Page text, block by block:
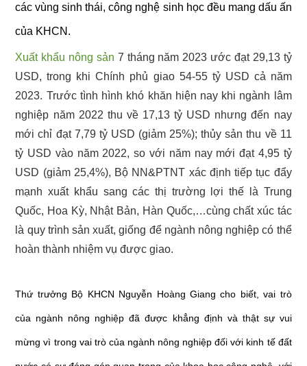
các vùng sinh thái, công nghệ sinh học đều mang dấu ấn
của KHCN.
Xuất khẩu nông sản 7 tháng năm 2023 ước đạt 29,13 tỷ
USD, trong khi Chính phủ giao 54-55 tỷ USD cả năm
2023. Trước tình hình khó khăn hiện nay khi ngành lâm
nghiệp năm 2022 thu về 17,13 tỷ USD nhưng đến nay
mới chỉ đạt 7,79 tỷ USD (giảm 25%); thủy sản thu về 11
tỷ USD vào năm 2022, so với năm nay mới đạt 4,95 tỷ
USD (giảm 25,4%), Bộ NN&PTNT xác định tiếp tục đẩy
mạnh xuất khẩu sang các thị trường lợi thế là Trung
Quốc, Hoa Kỳ, Nhật Bản, Hàn Quốc,…cùng chất xúc tác
là quy trình sản xuất, giống để ngành nông nghiệp có thể
hoàn thành nhiệm vụ được giao.
Thứ trưởng Bộ KHCN Nguyễn Hoàng Giang cho biết, vai trò
của ngành nông nghiệp đã được khẳng định và thật sự vui
mừng vì trong vai trò của ngành nông nghiệp đối với kinh tế đất